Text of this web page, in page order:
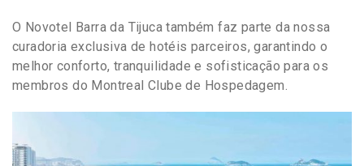
O Novotel Barra da Tijuca também faz parte da nossa
curadoria exclusiva de hotéis parceiros, garantindo o
melhor conforto, tranquilidade e sofisticação para os
membros do Montreal Clube de Hospedagem.